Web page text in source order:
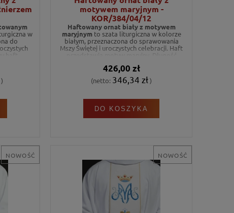
w
do
haft
)
motywem maryjnym -
KOR/384/04/12
Haftowany ornat biały z motywem
maryjnymto szata liturgiczna w kolorze
białym, przeznaczona do sprawowania
Mszy Świętej i uroczystych celebracji. Haft
przedstawia motyw maryjny. Długość
426,00 zł
(netto: 346,34 zł)
DO KOSZYKA
NOWOŚĆ NOWOŚĆ